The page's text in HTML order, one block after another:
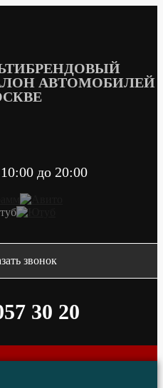
АВТОМОБИЛЕЙ
до 20:00
звонок
30 20